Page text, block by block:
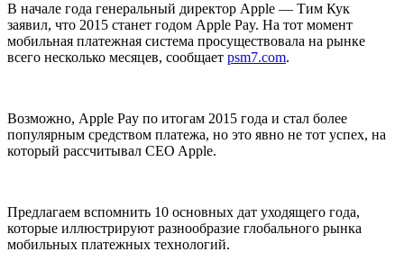
В начале года генеральный директор Apple — Тим Кук
заявил, что 2015 станет годом Apple Pay. На тот момент
мобильная платежная система просуществовала на рынке
всего несколько месяцев, сообщает psm7.com.
Возможно, Apple Pay по итогам 2015 года и стал более
популярным средством платежа, но это явно не тот успех, на
который рассчитывал CEO Apple.
Предлагаем вспомнить 10 основных дат уходящего года,
которые иллюстрируют разнообразие глобального рынка
мобильных платежных технологий.